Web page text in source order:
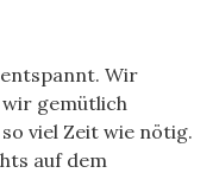
Wir
wir gemütlich
viel Zeit wie nötig.
auf dem